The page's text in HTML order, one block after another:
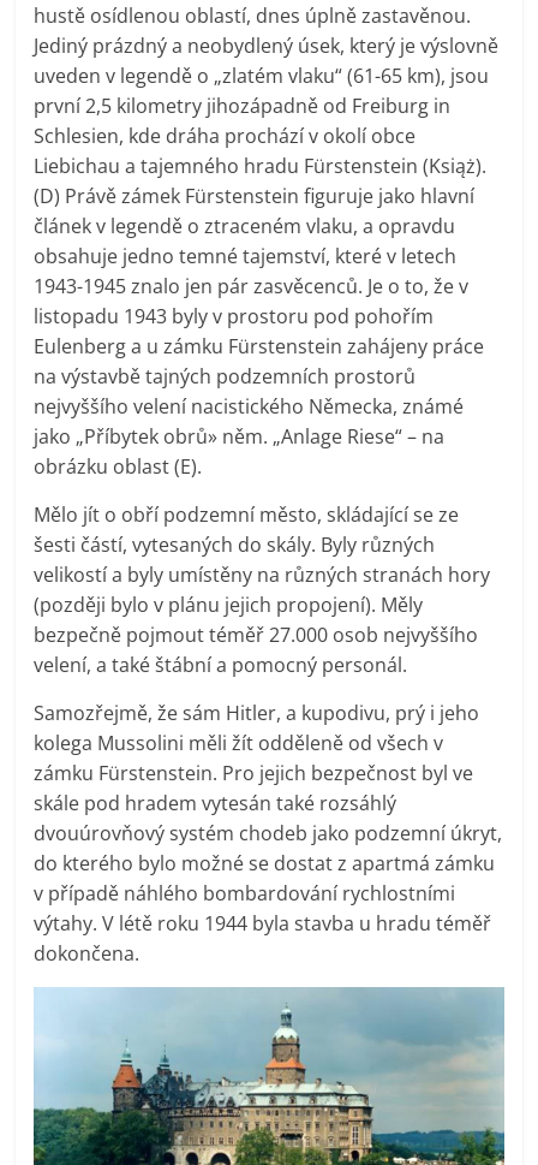
hustě osídlenou oblastí, dnes úplně zastavěnou.
Jediný prázdný a neobydlený úsek, který je výslovně
uveden v legendě o „zlatém vlaku“ (61-65 km), jsou
první 2,5 kilometry jihozápadně od Freiburg in
Schlesien, kde dráha prochází v okolí obce
Liebichau a tajemného hradu Fürstenstein (Książ).
(D) Právě zámek Fürstenstein figuruje jako hlavní
článek v legendě o ztraceném vlaku, a opravdu
obsahuje jedno temné tajemství, které v letech
1943-1945 znalo jen pár zasvěcenců. Je o to, že v
listopadu 1943 byly v prostoru pod pohořím
Eulenberg a u zámku Fürstenstein zahájeny práce
na výstavbě tajných podzemních prostorů
nejvyššího velení nacistického Německa, známé
jako „Příbytek obrů» něm. „Anlage Riese“ – na
obrázku oblast (E).
Mělo jít o obří podzemní město, skládající se ze
šesti částí, vytesaných do skály. Byly různých
velikostí a byly umístěny na různých stranách hory
(později bylo v plánu jejich propojení). Měly
bezpečně pojmout téměř 27.000 osob nejvyššího
velení, a také štábní a pomocný personál.
Samozřejmě, že sám Hitler, a kupodivu, prý i jeho
kolega Mussolini měli žít odděleně od všech v
zámku Fürstenstein. Pro jejich bezpečnost byl ve
skále pod hradem vytesán také rozsáhlý
dvouúrovňový systém chodeb jako podzemní úkryt,
do kterého bylo možné se dostat z apartmá zámku
v případě náhlého bombardování rychlostními
výtahy. V létě roku 1944 byla stavba u hradu téměř
dokončena.